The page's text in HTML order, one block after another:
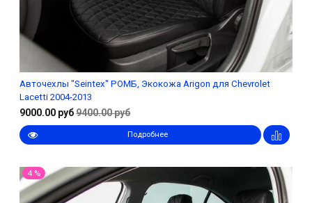
Авточехлы "Seintex" РОМБ, Экокожа Arigon для Chevrolet
Lacetti 2004-2013
9000.00 руб9400.00 руб
Подробнее
4 %